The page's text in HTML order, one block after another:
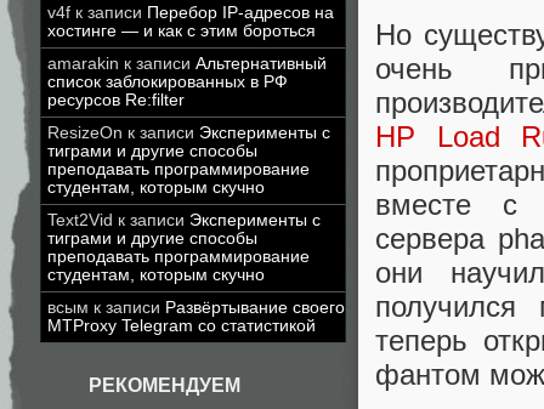
v4f к записи Перебор IP-адресов на
хостинге — и как с этим бороться
amarakin к записи Альтернативный
список заблокированных в РФ
ресурсов Re:filter
ResizeOn к записи Эксперименты с
тиграми и другие способы
преподавать программирование
студентам, которым скучно
Text2Vid к записи Эксперименты с
тиграми и другие способы
преподавать программирование
студентам, которым скучно
всым к записи Развёртывание своего
MTProxy Telegram со статистикой
РЕКОМЕНДУЕМ
Но
очень
HP Load
вместе с
сервера
они
теперь
фантом